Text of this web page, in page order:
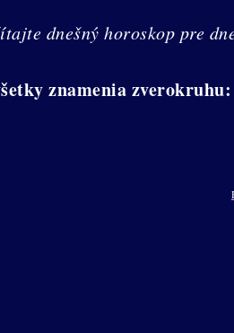
dnešný horoskop pre
znamenia zverokruhu: